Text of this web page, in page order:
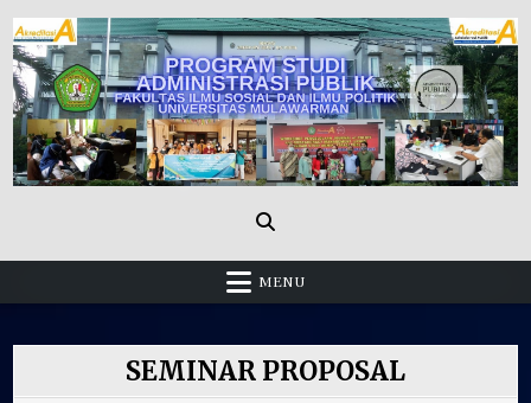
Skip
to
content
Administrasi Publik Fisip Unmul
MENU
SEMINAR PROPOSAL